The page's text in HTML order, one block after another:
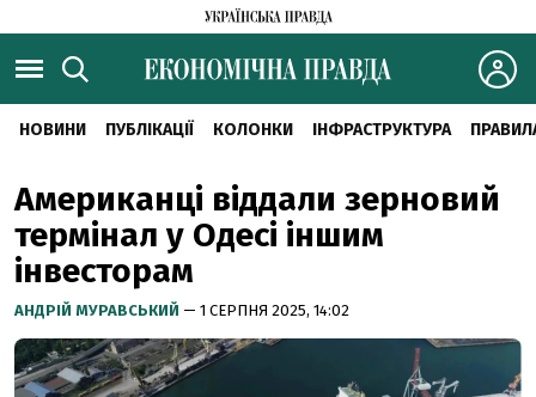
НОВИНИ ПУБЛІКАЦІЇ КОЛОНКИ ІНФРАСТРУКТУРА
Американці віддали зерновий
термінал у Одесі іншим
інвесторам
АНДРІЙ МУРАВСЬКИЙ — 1 СЕРПНЯ 2025, 14:02